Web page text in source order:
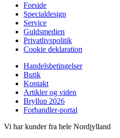
Forside
Specialdesign
Service
Guldsmedien
Privatlivspolitik
Cookie deklaration
Handelsbetingelser
Butik
Kontakt
Artikler og viden
Bryllup 2026
Forhandler-portal
Vi har kunder fra hele Nordjylland